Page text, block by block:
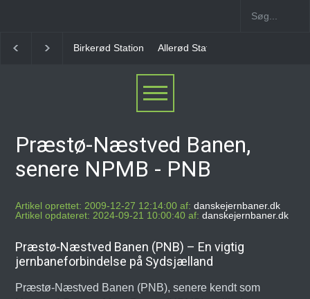
Birkerød Station Allerød Station
Præstø-Næstved Banen,
senere NPMB - PNB
Artikel oprettet: 2009-12-27 12:14:00 af: danskejernbaner.dk
Artikel opdateret: 2024-09-21 10:00:40 af: danskejernbaner.dk
Præstø-Næstved Banen (PNB) – En vigtig
jernbaneforbindelse på Sydsjælland
Præstø-Næstved Banen (PNB), senere kendt som